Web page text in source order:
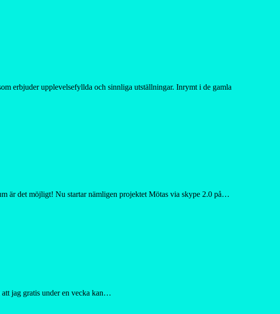
erbjuder upplevelsefyllda och sinnliga utställningar. Inrymt i de gamla
är det möjligt! Nu startar nämligen projektet Mötas via skype 2.0 på…
jag gratis under en vecka kan…